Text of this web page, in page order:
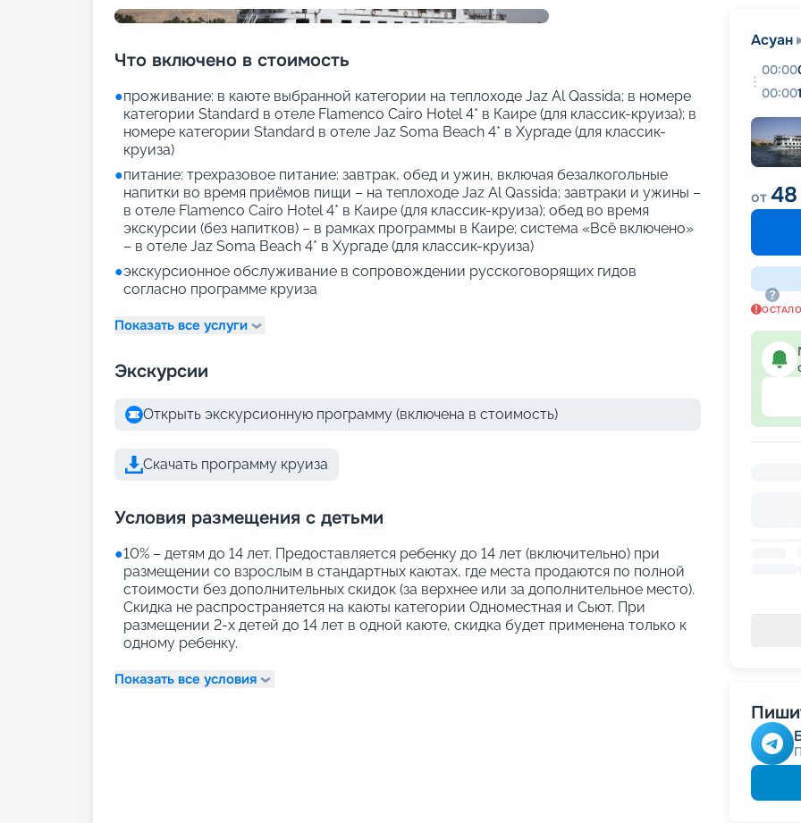
Что включено в стоимость
●проживание: в каюте выбранной категории на теплоходе Jaz Al Qassida; в номере
категории Standard в отеле Flamenco Cairo Hotel 4* в Каире (для классик-круиза); в
номере категории Standard в отеле Jaz Soma Beach 4* в Хургаде (для классик-
круиза)
●питание: трехразовое питание: завтрак, обед и ужин, включая безалкогольные
напитки во время приёмов пищи – на теплоходе Jaz Al Qassida; завтраки и ужины –
в отеле Flamenco Cairo Hotel 4* в Каире (для классик-круиза); обед во время
экскурсии (без напитков) – в рамках программы в Каире; система «Всё включено»
– в отеле Jaz Soma Beach 4* в Хургаде (для классик-круиза)
●экскурсионное обслуживание в сопровождении русскоговорящих гидов
согласно программе круиза
Показать все услуги
Экскурсии
Открыть экскурсионную программу (включена в стоимость)
Скачать программу круиза
Условия размещения с детьми
●10% – детям до 14 лет. Предоставляется ребенку до 14 лет (включительно) при
размещении со взрослым в стандартных каютах, где места продаются по полной
стоимости без дополнительных скидок (за верхнее или за дополнительное место).
Скидка не распространяется на каюты категории Одноместная и Сьют. При
размещении 2-х детей до 14 лет в одной каюте, скидка будет применена только к
одному ребенку.
Показать все условия
Асуан
00:00
00:00
от